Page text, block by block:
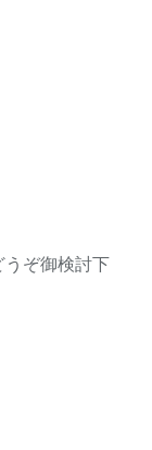
うぞ御検討下